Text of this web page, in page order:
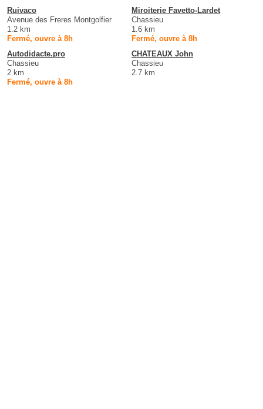
Ruivaco
Avenue des Freres Montgolfier
1.2 km
Fermé, ouvre à 8h
Miroiterie Favetto-Lardet
Chassieu
1.6 km
Fermé, ouvre à 8h
Autodidacte.pro
Chassieu
2 km
Fermé, ouvre à 8h
CHATEAUX John
Chassieu
2.7 km